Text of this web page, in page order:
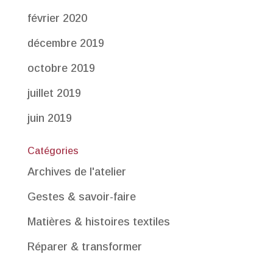
février 2020
décembre 2019
octobre 2019
juillet 2019
juin 2019
Catégories
Archives de l'atelier
Gestes & savoir-faire
Matières & histoires textiles
Réparer & transformer